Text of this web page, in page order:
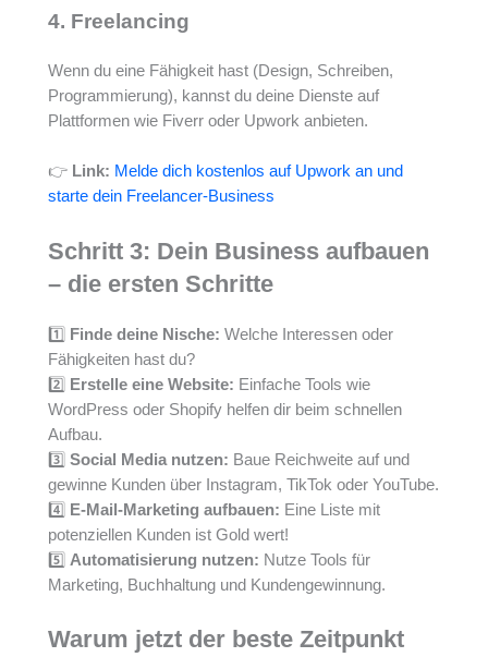
4. Freelancing
Wenn du eine Fähigkeit hast (Design, Schreiben,
Programmierung), kannst du deine Dienste auf
Plattformen wie Fiverr oder Upwork anbieten.
👉 Link: Melde dich kostenlos auf Upwork an und
starte dein Freelancer-Business
Schritt 3: Dein Business aufbauen
– die ersten Schritte
1️⃣ Finde deine Nische: Welche Interessen oder
Fähigkeiten hast du?
2️⃣ Erstelle eine Website: Einfache Tools wie
WordPress oder Shopify helfen dir beim schnellen
Aufbau.
3️⃣ Social Media nutzen: Baue Reichweite auf und
gewinne Kunden über Instagram, TikTok oder YouTube.
4️⃣ E-Mail-Marketing aufbauen: Eine Liste mit
potenziellen Kunden ist Gold wert!
5️⃣ Automatisierung nutzen: Nutze Tools für
Marketing, Buchhaltung und Kundengewinnung.
Warum jetzt der beste Zeitpunkt